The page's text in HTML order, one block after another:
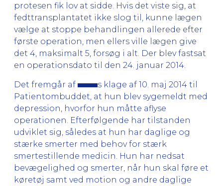
protesen fik lov at sidde. Hvis det viste sig, at
fedttransplantatet ikke slog til, kunne lægen
vælge at stoppe behandlingen allerede efter
første operation, men ellers ville lægen give
det 4, maksimalt 5, forsøg i alt. Der blev fastsat
en operationsdato til den 24. januar 2014.
Det fremgår af
s klage af 10. maj 2014 til
Patientombuddet, at hun blev sygemeldt med
depression, hvorfor hun måtte aflyse
operationen. Efterfølgende har tilstanden
udviklet sig, således at hun har daglige og
stærke smerter med behov for stærk
smertestillende medicin. Hun har nedsat
bevægelighed og smerter, når hun skal føre et
køretøj samt ved motion og andre daglige